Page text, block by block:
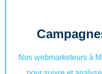
Nos webmarketeurs à